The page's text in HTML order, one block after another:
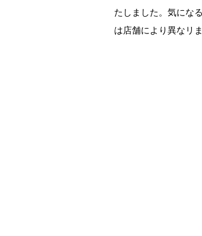
たしました。気にな
は店舗により異なリ